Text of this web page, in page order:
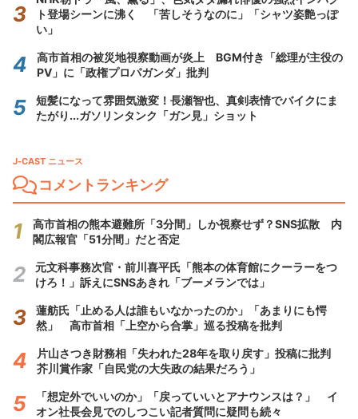
ト登場シーンに沸く 「苦しそうなのに」「シャツ姿艶っぽ
い」
高市首相の被災地視察動画が炎上 BGM付き「総理が主役の
PV」に「政権プロパガンダ」批判
短髪になって雰囲気激変！長瀬智也、真剣表情でバイクにま
たがり...ガソリンタンク「ガン見」ショット
J-CAST ニュース
コメントランキング
高市首相の熊本避難所「3分間」しか視察せず？SNS拡散 内
閣広報官「51分間」だと否定
元文科事務次官・前川喜平氏「熊本の体育館にクーラーをつ
けろ！」訴えにSNSあきれ「ブーメランでは」
蓮舫氏「止める人は誰もいなかったのか」「あまりにも愕
然」 高市首相「上空から合掌」巡る投稿を批判
片山さつき財務相「失われた28年を取り戻す」投稿に批判
芥川賞作家「自民党の大失政の結果だろう」
「想定外でいいのか」「戻っていいとアナウンスは？」 イ
オン社長会見でのしつこい記者質問に疑問も続々